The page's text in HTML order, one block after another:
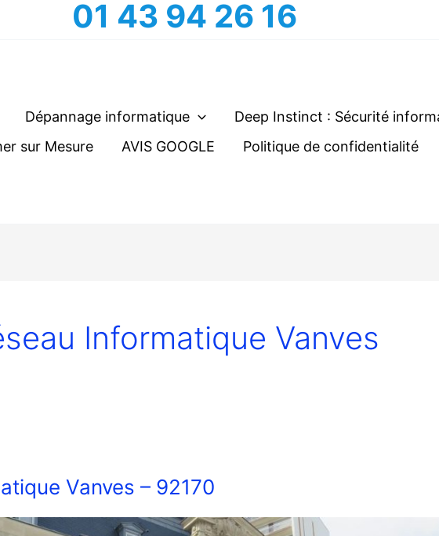
01 43 94 26 16
Dépannage informatique Deep Instinct : Sécurité
sur Mesure
AVIS GOOGLE Politique de confidentialité
Informatique Vanves
Vanves – 92170